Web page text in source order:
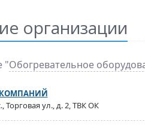
организации
"Обогревательное
Торговая ул., д. 2, ТВК ОК